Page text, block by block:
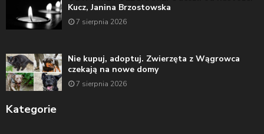
Kucz, Janina Brzostowska
7 sierpnia 2026
Nie kupuj, adoptuj. Zwierzęta z Wągrowca
czekają na nowe domy
7 sierpnia 2026
Kategorie